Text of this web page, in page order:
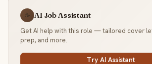
☕ AI Job Assistant
Get AI help with this role — tailored cover
prep, and more.
Try AI Assistant